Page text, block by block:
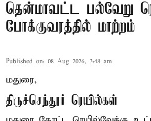
தென்மாவட்ட பல்வேறு
போக்குவரத்தில் மாற்றம்
Published on: 08 Aug 2026, 3:48 am
மதுரை,
திருச்செந்தூர் ரெயில்கள்